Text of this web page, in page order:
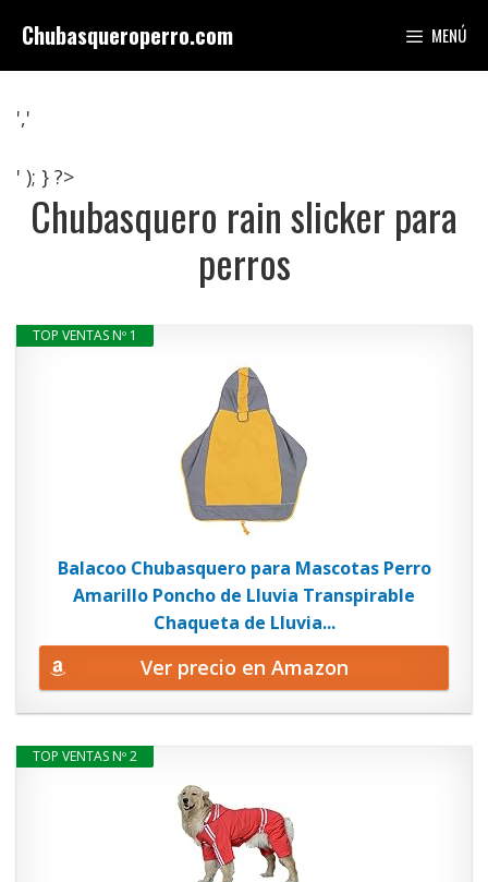
contenido
Chubasqueroperro.com MENÚ
','
' ); } ?>
Chubasquero rain slicker para
perros
TOP VENTAS Nº 1
Balacoo Chubasquero para Mascotas Perro
Amarillo Poncho de Lluvia Transpirable
Chaqueta de Lluvia...
Ver precio en Amazon
TOP VENTAS Nº 2